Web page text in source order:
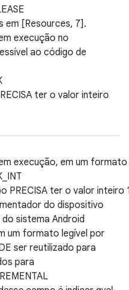
em [Resources, 7].
execução no
ao código de
ter o valor inteiro
execução, em um
PRECISA ter o valor inteiro
do dispositivo
sistema Android
um formato legível por
ser reutilizado para
para